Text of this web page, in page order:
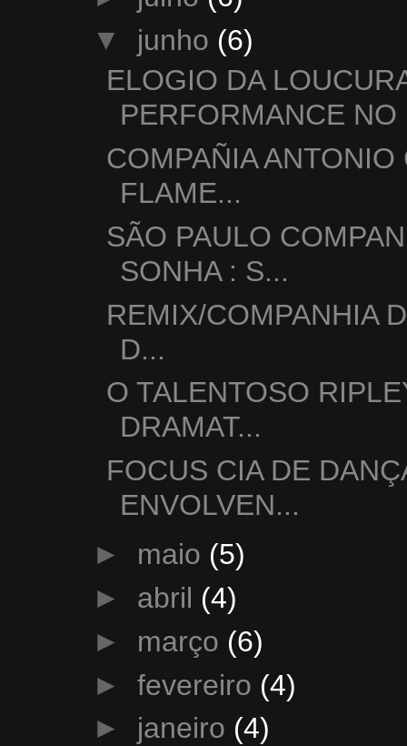
▼ junho (6)
ELOGIO DA
PERFORMANCE NO
COMPAÑIA
FLAME...
SÃO PAULO
SONHA : S...
REMIX/COMPANHIA
D...
O TALENTOSO
DRAMAT...
FOCUS CIA DE
ENVOLVEN...
► maio (5)
► abril (4)
► março (6)
► fevereiro (4)
► janeiro (4)